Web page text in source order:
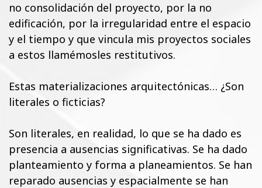
no consolidación del proyecto, por la no
edificación, por la irregularidad entre el espacio
y el tiempo y que vincula mis proyectos sociales
a estos llamémosles restitutivos.
Estas materializaciones arquitectónicas… ¿Son
literales o ficticias?
Son literales, en realidad, lo que se ha dado es
presencia a ausencias significativas. Se ha dado
planteamiento y forma a planeamientos. Se han
reparado ausencias y espacialmente se han